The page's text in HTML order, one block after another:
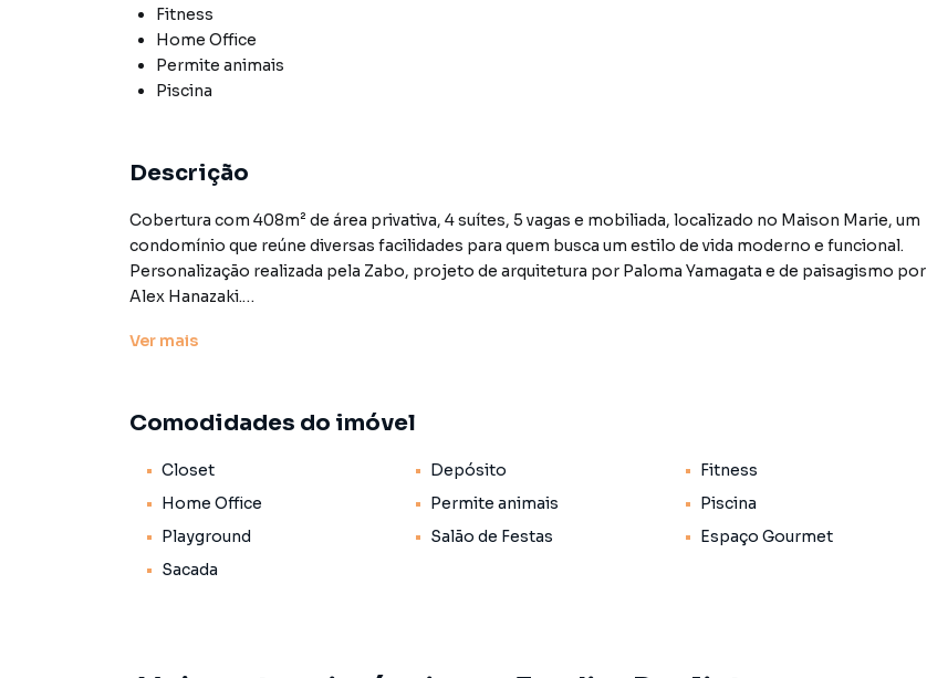
Fitness
Home Office
Permite animais
Piscina
Descrição
Cobertura com 408m² de área privativa, 4 suítes, 5 vagas e mobiliada, localizado no Maison Marie, um
condomínio que reúne diversas facilidades para quem busca um estilo de vida moderno e funcional.
Personalização realizada pela Zabo, projeto de arquitetura por Paloma Yamagata e de paisagismo por
Alex Hanazaki.
Maiores informações: https://fortrealestate.info/maisonmarie
Cobertura / Penthouse para Venda em região valorizada do bairro Jardim Paulista, em São Paulo. Não
Entre em contato com nossa equipe pelo telefone (11) 93759-7931.
A Lares e Andares Imóveis tem mais opções de apartamentos, casas residenciais e comerciais,
sobrados, terrenos, lojas e barracões para venda ou locação, além de empreendimentos em
construção ou lançamentos na planta em Jardim Paulista e em outras regiões de São Paulo. Aqui você
Ver mais
Comodidades do imóvel
Closet Depósito
Fitness
Home Office
Permite animais
Piscina
Playground
Salão de Festas
Espaço Gourmet
Sacada